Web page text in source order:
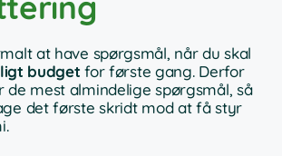
at have spørgsmål, når du skal
budget for første gang. Derfor
de mest almindelige spørgsmål, så
det første skridt mod at få styr